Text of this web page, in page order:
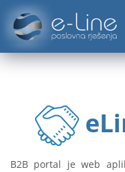
B2B portal je web